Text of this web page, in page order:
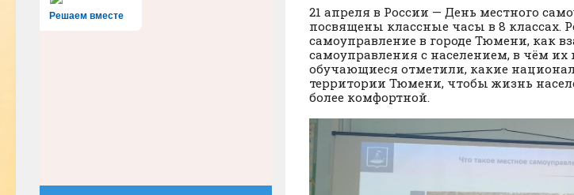
21 апреля в России — День местного
посвящены классные часы в 8 классах.
самоуправление в городе Тюмени, как
самоуправления с населением, в чём их
обучающиеся отметили, какие
территории Тюмени, чтобы жизнь
более комфортной.
Решаем вместе